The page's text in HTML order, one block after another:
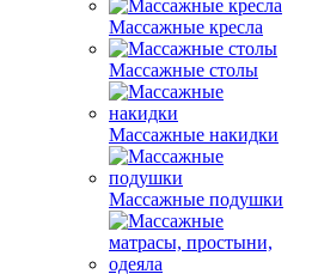
Массажные кресла
Массажные столы
Массажные накидки
Массажные подушки